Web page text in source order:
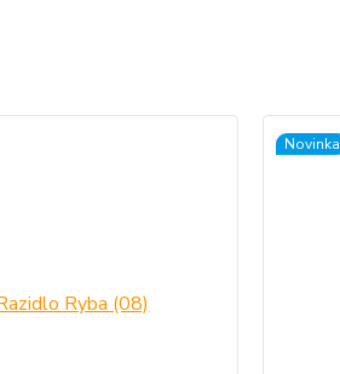
Novinka